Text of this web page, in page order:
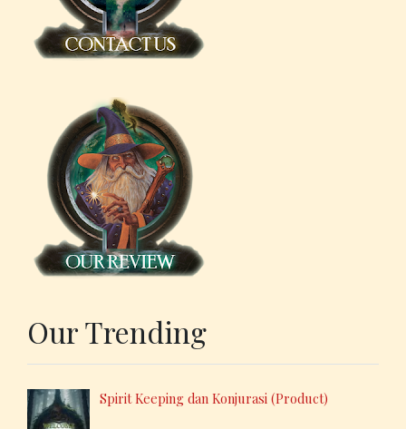
Our Trending
Spirit Keeping dan Konjurasi (Product)